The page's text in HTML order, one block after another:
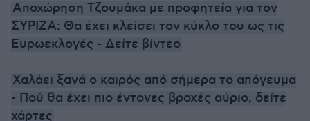
Αποχώρηση Τζουμάκα με προφητεία για τον
ΣΥΡΙΖΑ: Θα έχει κλείσει τον κύκλο του ως τις
Ευρωεκλογές - Δείτε βίντεο
Χαλάει ξανά ο καιρός από σήμερα το απόγευμα
- Πού θα έχει πιο έντονες βροχές αύριο, δείτε
χάρτες